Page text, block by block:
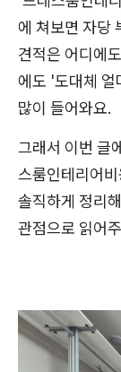
에 쳐보면 자당
견적은 어디에
에도 '도대체
많이 들어와요.
그래서 이번 글
스룸인테리어
솔직하게 정리
관점으로 읽어